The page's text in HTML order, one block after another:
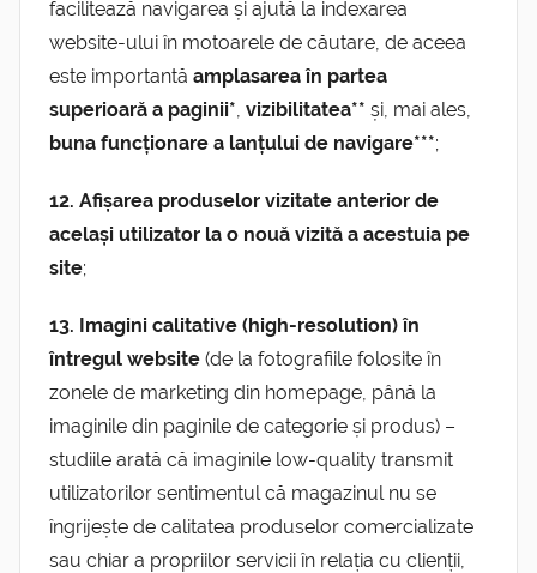
facilitează navigarea și ajută la indexarea
website-ului în motoarele de căutare, de aceea
este importantă amplasarea în partea
superioară a paginii*, vizibilitatea** și, mai ales,
buna funcționare a lanțului de navigare***;
12. Afișarea produselor vizitate anterior de
același utilizator la o nouă vizită a acestuia pe
site;
13. Imagini calitative (high-resolution) în
întregul website (de la fotografiile folosite în
zonele de marketing din homepage, până la
imaginile din paginile de categorie și produs) –
studiile arată că imaginile low-quality transmit
utilizatorilor sentimentul că magazinul nu se
îngrijește de calitatea produselor comercializate
sau chiar a propriilor servicii în relația cu clienții,